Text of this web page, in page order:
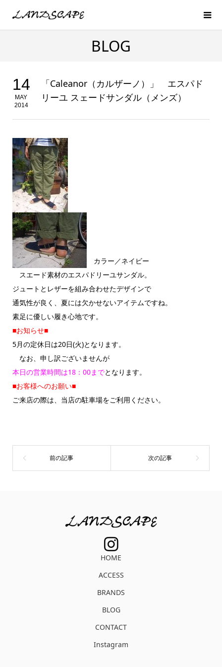
BLOG
14
MAY
2014
「Caleanor（カルザーノ）」 エスパド
リーユ スェードサンダル（メンズ）
カラー／ネイビー
スエード素材のエスパドリーユサンダル。
ジュートとレザーを組み合わせたデザインで
通気性が良く、夏には欠かせないアイテムですね。
素足に優しい履き心地です。
■お知らせ■
5月の定休日は20日(火)となります。
なお、申し訳ございませんが
本日の営業時間は18：00までとなります。
■お客様へのお願い■
ご来店の際は、当店の駐車場をご利用ください。
HOME
ACCESS
BRANDS
BLOG
CONTACT
Instagram